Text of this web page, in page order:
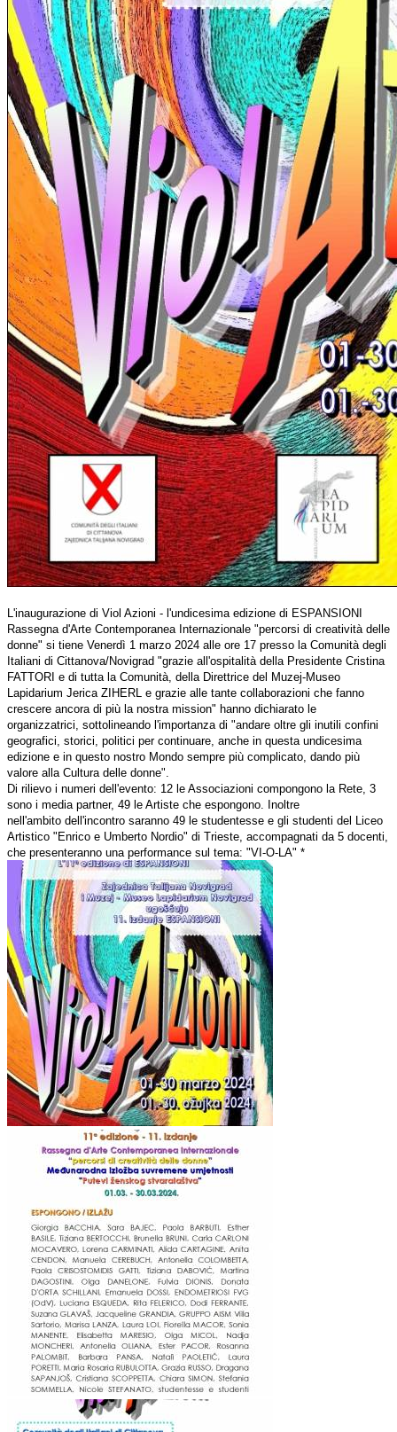
L'inaugurazione di Viol Azioni - l'undicesima edizione di ESPANSIONI
Rassegna d'Arte Contemporanea Internazionale "percorsi di creatività delle
donne" si tiene Venerdì 1 marzo 2024 alle ore 17 presso la Comunità degli
Italiani di Cittanova/Novigrad "grazie all'ospitalità del la Presidente Cristina
FATTORI e di tutta la Comunità, della Direttrice del Muzej-Museo
Lapidarium Jerica ZIHERL e grazie alle tante collaborazioni che fanno
crescere ancora di più la nostra mission" hanno dichiarato le
organizzatrici, sottolineando l'importanza di "andare oltre gli inutili confini
geografici, storici, politici per continuare, anche in questa undicesima
edizione e in questo nostro Mondo sempre più complicato, dando più
valore alla Cultura delle donne".
Di rilievo i numeri dell'evento: 12 le Associazioni compongono la Rete, 3
sono i media partner, 49 le Artiste che espongono. Inoltre
nell'ambito dell'incontro saranno 49 le studentesse e gli studenti del Liceo
Artistico "Enrico e Umberto Nordio" di Trieste, accompagnati da 5 docenti,
che presenteranno una performance sul tema: "VI-O-LA" *